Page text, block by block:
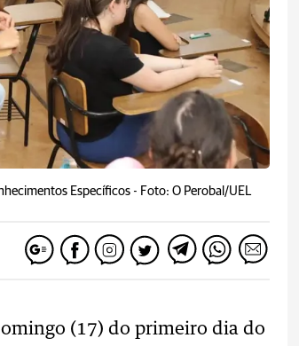
Específicos - Foto: O Perobal/UEL
(17) do primeiro dia do